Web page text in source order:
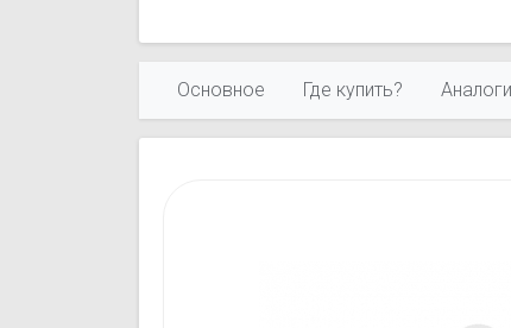
Основное Где купить? Аналоги